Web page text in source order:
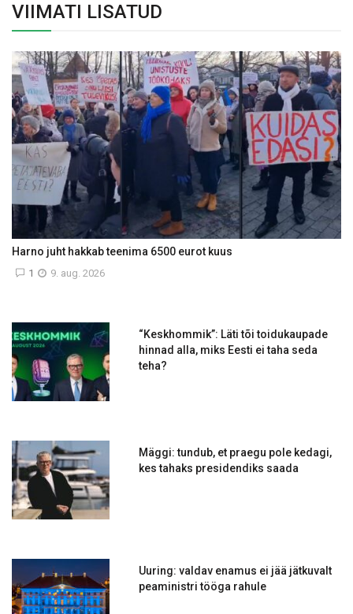
VIIMATI LISATUD
Harno juht hakkab teenima 6500 eurot kuus
9. aug. 2026
1
“Keskhommik”: Läti tõi toidukaupade
hinnad alla, miks Eesti ei taha seda
teha?
Mäggi: tundub, et praegu pole kedagi,
kes tahaks presidendiks saada
Uuring: valdav enamus ei jää jätkuvalt
peaministri tööga rahule